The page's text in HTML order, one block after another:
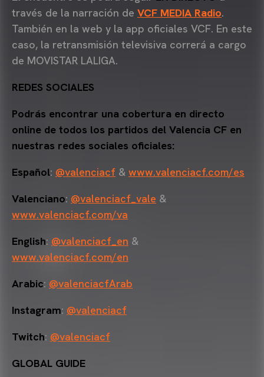
través de la narración de VCF MEDIA Radio.
También en la web y la app oficiales VCF. En este
caso, la retransmisión televisiva correrá a cargo
de MOVISTAR LALIGA.
REDES SOCIALES
Podrás encontrar una cobertura en directo
online de todos los partidos del Valencia CF en
nuestras redes sociales oficiales:
Español: @valenciacf & www.valenciacf.com/es
Valenciano: @valenciacf_vale &
www.valenciacf.com/va
English: @valenciacf_en &
www.valenciacf.com/en
Arabic: @valenciacfArab
Instagram: @valenciacf
Twitch: @valenciacf
GLOBAL GUIDE